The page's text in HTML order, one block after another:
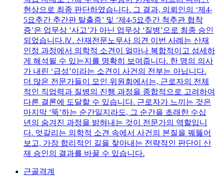
현상으로 최종 판단하였습니다. 그 결과, 의뢰인의 ‘제4-
5요추간 추간판 탈출증’ 및 ‘제4-5요추간 척추관 협착
증’은 업무상 ‘사고’가 아닌 업무상 ‘질병’으로 최종 승인
되었습니다.Ⅳ. 산재전문노무사 의견 이번 사례는 산재
인정 과정에서 의학적 소견이 얼마나 복합적이고 섬세하
게 해석될 수 있는지를 명확히 보여줍니다. 한 명의 의사
가 내린 ‘급성’이라는 소견이 사건의 전부는 아닙니다.
더 많은 전문가들이 모인 위원회에서는, 근로자의 전체
적인 직업력과 질병의 진행 과정을 종합적으로 고려하여
다른 결론에 도달할 수 있습니다. 근로자가 느끼는 것은
마지막 ‘뚝’하는 순간일지라도, 그 순간을 초래한 수십
년의 숨겨진 과정을 밝혀내는 것이 전문가의 역할입니
다. 엇갈리는 의학적 소견 속에서 사건의 본질을 꿰뚫어
보고, 가장 합리적인 길을 찾아내는 전략적인 판단이 산
재 승인의 결과를 바꿀 수 있습니다.
근골격계